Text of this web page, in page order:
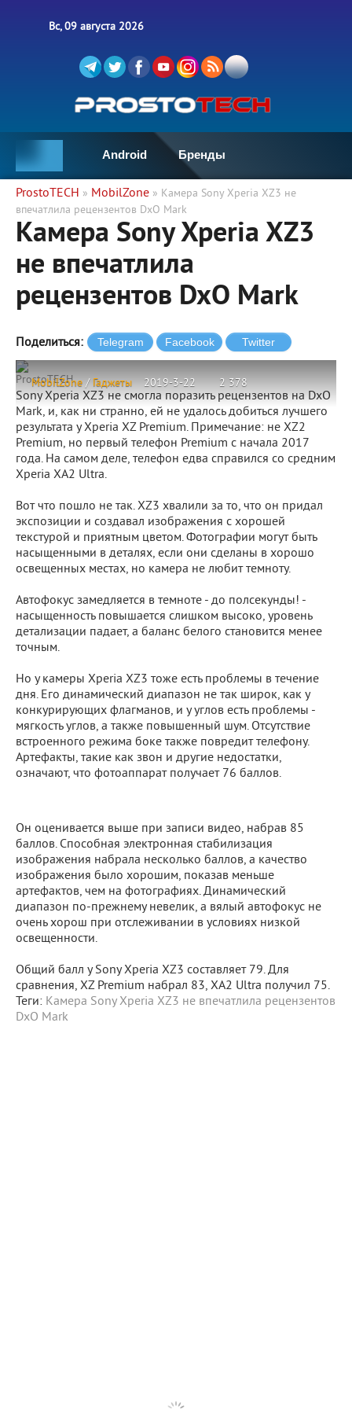
Вс, 09 августа 2026
Android Бренды
ProstoTECH » MobilZone » Камера Sony Xperia XZ3 не
впечатлила рецензентов DxO Mark
Камера Sony Xperia XZ3
не впечатлила
рецензентов DxO Mark
Поделиться:
MobilZone / Гаджеты 2019-3-22 2 378
ProstoTECH
Sony Xperia XZ3 не смогла поразить рецензентов на DxO
Mark, и, как ни странно, ей не удалось добиться лучшего
результата у Xperia XZ Premium. Примечание: не XZ2
Premium, но первый телефон Premium с начала 2017
года. На самом деле, телефон едва справился со средним
Xperia XA2 Ultra.
Вот что пошло не так. XZ3 хвалили за то, что он придал
экспозиции и создавал изображения с хорошей
текстурой и приятным цветом. Фотографии могут быть
насыщенными в деталях, если они сделаны в хорошо
освещенных местах, но камера не любит темноту.
Автофокус замедляется в темноте - до полсекунды! -
насыщенность повышается слишком высоко, уровень
детализации падает, а баланс белого становится менее
точным.
Но у камеры Xperia XZ3 тоже есть проблемы в течение
дня. Его динамический диапазон не так широк, как у
конкурирующих флагманов, и у углов есть проблемы -
мягкость углов, а также повышенный шум. Отсутствие
встроенного режима боке также повредит телефону.
Артефакты, такие как звон и другие недостатки,
означают, что фотоаппарат получает 76 баллов.
Он оценивается выше при записи видео, набрав 85
баллов. Способная электронная стабилизация
изображения набрала несколько баллов, а качество
изображения было хорошим, показав меньше
артефактов, чем на фотографиях. Динамический
диапазон по-прежнему невелик, а вялый автофокус не
очень хорош при отслеживании в условиях низкой
освещенности.
Общий балл у Sony Xperia XZ3 составляет 79. Для
сравнения, XZ Premium набрал 83, XA2 Ultra получил 75.
Теги: Камера Sony Xperia XZ3 не впечатлила рецензентов
DxO Mark